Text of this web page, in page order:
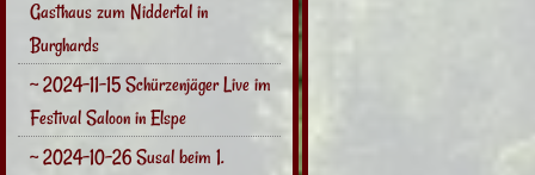
Gasthaus zum Niddertal in
Burghards
~ 2024-11-15 Schürzenjäger Live im
Festival Saloon in Elspe
~ 2024-10-26 Susal beim 1.